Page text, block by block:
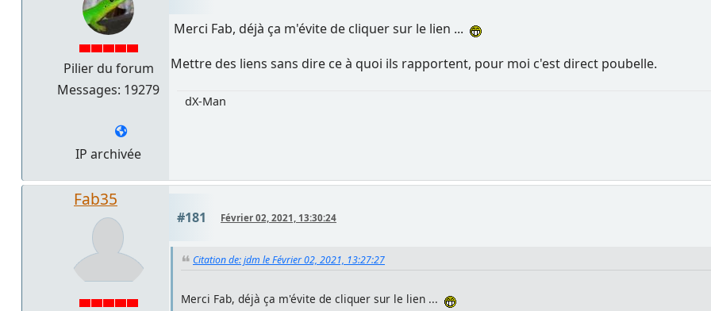
Pilier du forum
Messages: 19279
IP archivée
Merci Fab, déjà ça m'évite de cliquer sur le lien ...
Mettre des liens sans dire ce à quoi ils rapportent, pour moi c'est direct poubelle.
dX-Man
Fab35
#181 Février 02, 2021, 13:30:24
Citation de: jdm le Février 02, 2021, 13:27:27
Merci Fab, déjà ça m'évite de cliquer sur le lien ...